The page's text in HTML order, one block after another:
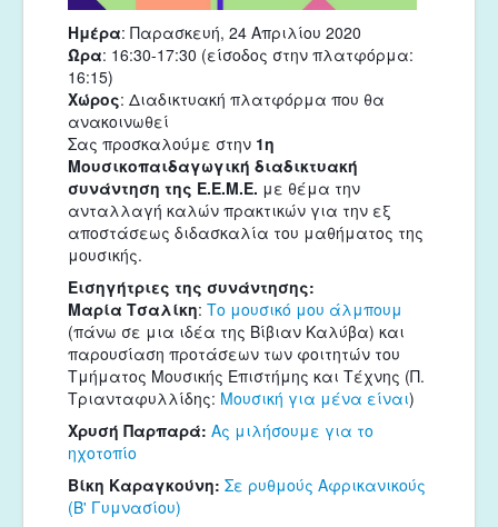
Ημέρα: Παρασκευή, 24 Απριλίου 2020
Ώρα: 16:30-17:30 (είσοδος στην πλατφόρμα:
16:15)
Χώρος: Διαδικτυακή πλατφόρμα που θα
ανακοινωθεί
Σας προσκαλούμε στην 1η
Μουσικοπαιδαγωγική διαδικτυακή
συνάντηση της Ε.Ε.Μ.Ε. με θέμα την
ανταλλαγή καλών πρακτικών για την εξ
αποστάσεως διδασκαλία του μαθήματος της
μουσικής.
Εισηγήτριες της συνάντησης:
Μαρία Τσαλίκη: Το μουσικό μου άλμπουμ
(πάνω σε μια ιδέα της Βίβιαν Καλύβα) και
παρουσίαση προτάσεων των φοιτητών του
Τμήματος Μουσικής Επιστήμης και Τέχνης (Π.
Τριανταφυλλίδης: Μουσική για μένα είναι)
Χρυσή Παρπαρά: Ας μιλήσουμε για το
ηχοτοπίο
Βίκη Καραγκούνη: Σε ρυθμούς Αφρικανικούς
(Β' Γυμνασίου)